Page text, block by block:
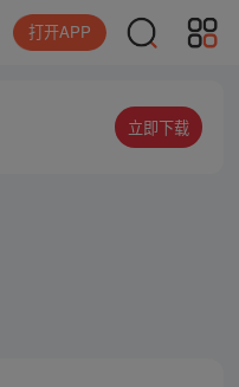
打开APP
立即下载